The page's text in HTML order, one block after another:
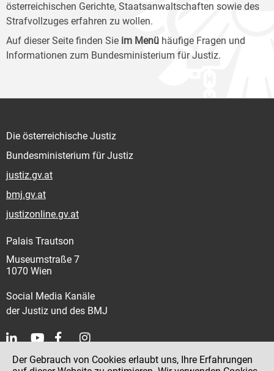
österreichischen Gerichte, Staatsanwaltschaften sowie des
Strafvollzuges erfahren zu wollen.
Auf dieser Seite finden Sie im Menü häufige Fragen und
Informationen zum Bundesministerium für Justiz.
Die österreichische Justiz
Bundesministerium für Justiz
justiz.gv.at
bmj.gv.at
justizonline.gv.at
Palais Trautson
Museumstraße 7
1070 Wien
Social Media Kanäle
der Justiz und des BMJ
Kontakt
Der Gebrauch von Cookies erlaubt uns, Ihre Erfahrungen